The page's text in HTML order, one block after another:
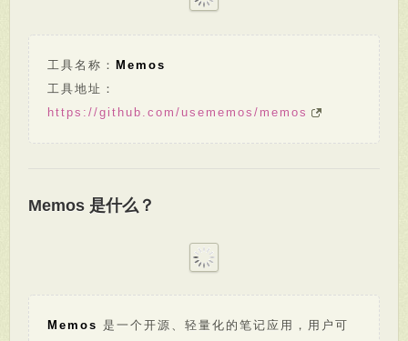
工具名称： Memos
工具地址：
https://github.com/usememos/memos
Memos 是什么？
Memos 是一个开源、轻量化的笔记应用，用户可